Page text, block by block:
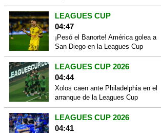
LEAGUES CUP
04:47
¡Pesó el Banorte! América golea a
San Diego en la Leagues Cup
LEAGUES CUP 2026
04:44
Xolos caen ante Philadelphia en el
arranque de la Leagues Cup
LEAGUES CUP 2026
04:41